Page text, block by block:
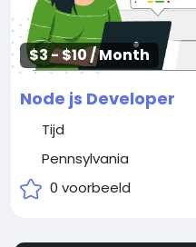
$3 - $10 / Month
Node js Developer
Tijd
Pennsylvania
0 voorbeeld